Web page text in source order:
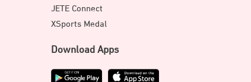
JETE Connect
XSports Medal
Download Apps